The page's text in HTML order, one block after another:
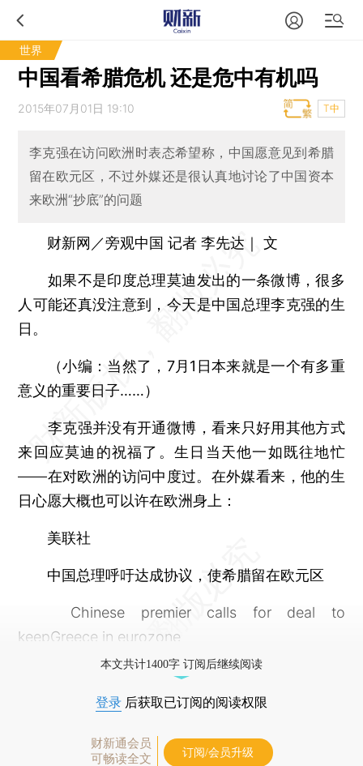
世界
中国看希腊危机 还是危中有机吗
2015年07月01日 19:10 T中
李克强在访问欧洲时表态希望称，中国愿意见到希腊
留在欧元区，不过外媒还是很认真地讨论了中国资本
来欧洲“抄底”的问题
财新网／旁观中国 记者 李先达｜ 文
如果不是印度总理莫迪发出的一条微博，很多
人可能还真没注意到，今天是中国总理李克强的生
日。
（小编：当然了，7月1日本来就是一个有多重
意义的重要日子……）
李克强并没有开通微博，看来只好用其他方式
来回应莫迪的祝福了。生日当天他一如既往地忙
——在对欧洲的访问中度过。在外媒看来，他的生
日心愿大概也可以许在欧洲身上：
美联社
中国总理呼吁达成协议，使希腊留在欧元区
Chinese premier calls for deal to
keepGreece in eurozone
本文共计1400字 订阅后继续阅读
登录 后获取已订阅的阅读权限
财新通会员
可畅读全文
订阅/会员升级